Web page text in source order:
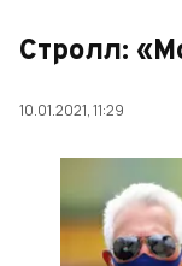
Стролл:
10.01.2021, 11:29